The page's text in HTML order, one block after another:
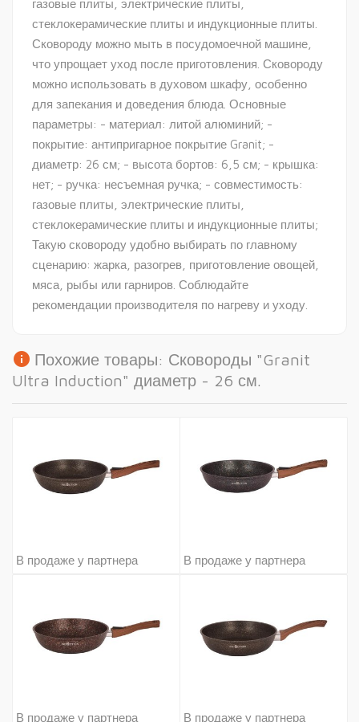
газовые плиты, электрические плиты,
стеклокерамические плиты и индукционные плиты.
Сковороду можно мыть в посудомоечной машине,
что упрощает уход после приготовления. Сковороду
можно использовать в духовом шкафу, особенно
для запекания и доведения блюда. Основные
параметры: - материал: литой алюминий; -
покрытие: антипригарное покрытие Granit; -
диаметр: 26 см; - высота бортов: 6,5 см; - крышка:
нет; - ручка: несъемная ручка; - совместимость:
газовые плиты, электрические плиты,
стеклокерамические плиты и индукционные плиты;
Такую сковороду удобно выбирать по главному
сценарию: жарка, разогрев, приготовление овощей,
мяса, рыбы или гарниров. Соблюдайте
рекомендации производителя по нагреву и уходу.
info Похожие товары: Сковороды "Granit
Ultra Induction" диаметр - 26 см.
В продаже у партнера В продаже у партнера
В продаже у партнера В продаже у партнера